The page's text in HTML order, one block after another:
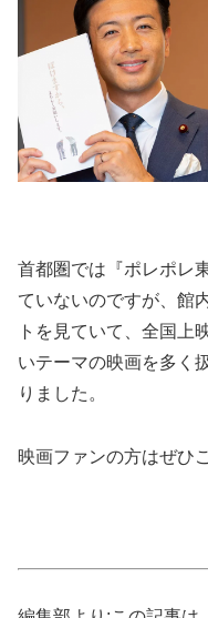
首都圏では『ポレポレ
ていないのですが、館
トを見ていて、全国上
いテーマの映画を多く
りました。
映画ファンの方はぜひ